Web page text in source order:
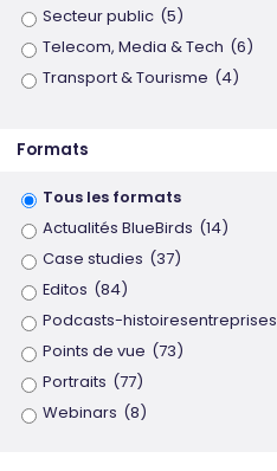
Secteur public (5)
Telecom, Media & Tech (6)
Transport & Tourisme (4)
Formats
Tous les formats
Actualités BlueBirds (14)
Case studies (37)
Editos (84)
Podcasts-histoiresentreprises
Points de vue (73)
Portraits (77)
Webinars (8)